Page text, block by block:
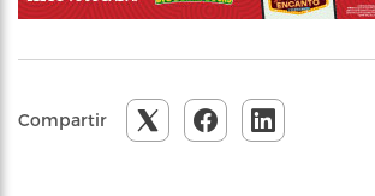
Compartir